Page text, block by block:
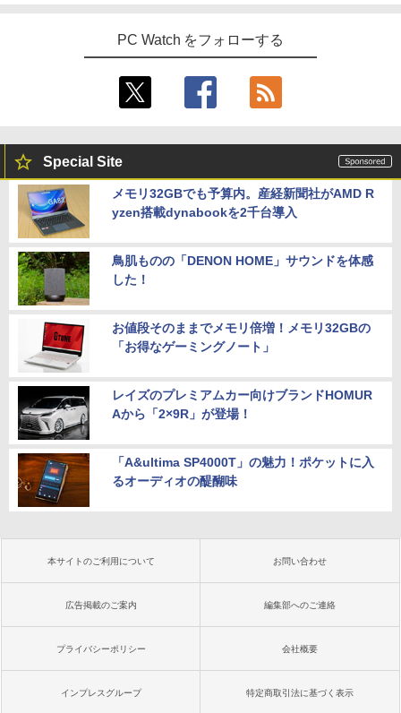
PC Watch をフォローする
Special Site
メモリ32GBでも予算内。産経新聞社がAMD R
yzen搭載dynabookを2千台導入
鳥肌ものの「DENON HOME」サウンドを体感
した！
お値段そのままでメモリ倍増！メモリ32GBの
「お得なゲーミングノート」
レイズのプレミアムカー向けブランドHOMUR
Aから「2×9R」が登場！
「A&ultima SP4000T」の魅力！ポケットに入
るオーディオの醍醐味
本サイトのご利用について お問い合わせ
広告掲載のご案内 編集部へのご連絡
プライバシーポリシー 会社概要
インプレスグループ 特定商取引法に基づく表示